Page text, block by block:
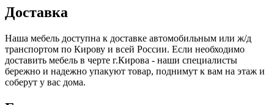
Доставка
Наша мебель доступна к доставке автомобильным или ж/д
транспортом по Кирову и всей России. Если необходимо
доставить мебель в черте г.Кирова - наши специалисты
бережно и надежно упакуют товар, поднимут к вам на этаж и
соберут у вас дома.